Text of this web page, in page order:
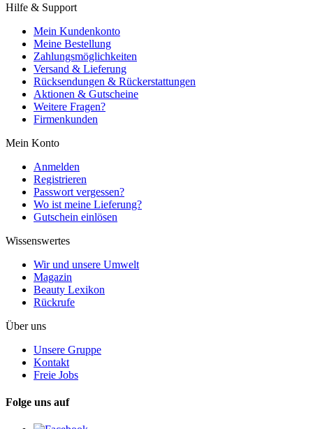
Hilfe & Support
Mein Kundenkonto
Meine Bestellung
Zahlungsmöglichkeiten
Versand & Lieferung
Rücksendungen & Rückerstattungen
Aktionen & Gutscheine
Weitere Fragen?
Firmenkunden
Mein Konto
Anmelden
Registrieren
Passwort vergessen?
Wo ist meine Lieferung?
Gutschein einlösen
Wissenswertes
Wir und unsere Umwelt
Magazin
Beauty Lexikon
Rückrufe
Über uns
Unsere Gruppe
Kontakt
Freie Jobs
Folge uns auf